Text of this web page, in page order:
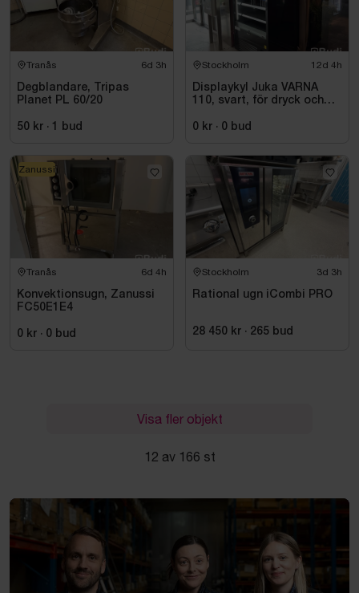
Tranås 6d 3h
Degblandare, Tripas
Planet PL 60/20
50 kr · bud
Stockholm 12d 4h
Displaykyl Juka VARNA
110, svart, för dryck och
0 kr · 0 bud
Tranås 6d 4h
Konvektionsugn, Zanussi
FC50E1E4
0 kr · 0 bud
Zanussi
Stockholm 3d 3h
Rational ugn iCombi PRO
28 450 kr · 265 bud
Visa fler objekt
12 av 166 st